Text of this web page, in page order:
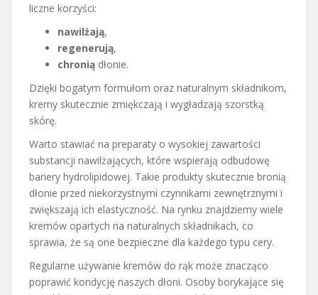
liczne korzyści:
nawilżają,
regenerują,
chronią dłonie.
Dzięki bogatym formułom oraz naturalnym składnikom,
kremy skutecznie zmiękczają i wygładzają szorstką
skórę.
Warto stawiać na preparaty o wysokiej zawartości
substancji nawilżających, które wspierają odbudowę
bariery hydrolipidowej. Takie produkty skutecznie bronią
dłonie przed niekorzystnymi czynnikami zewnętrznymi i
zwiększają ich elastyczność. Na rynku znajdziemy wiele
kremów opartych na naturalnych składnikach, co
sprawia, że są one bezpieczne dla każdego typu cery.
Regularne używanie kremów do rąk może znacząco
poprawić kondycję naszych dłoni. Osoby borykające się